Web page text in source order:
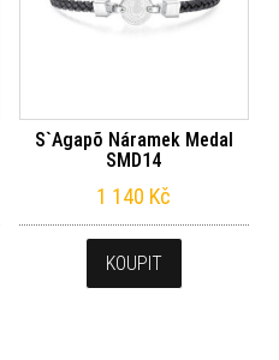
S`Agapõ Náramek Medal
SMD14
1 140 Kč
KOUPIT